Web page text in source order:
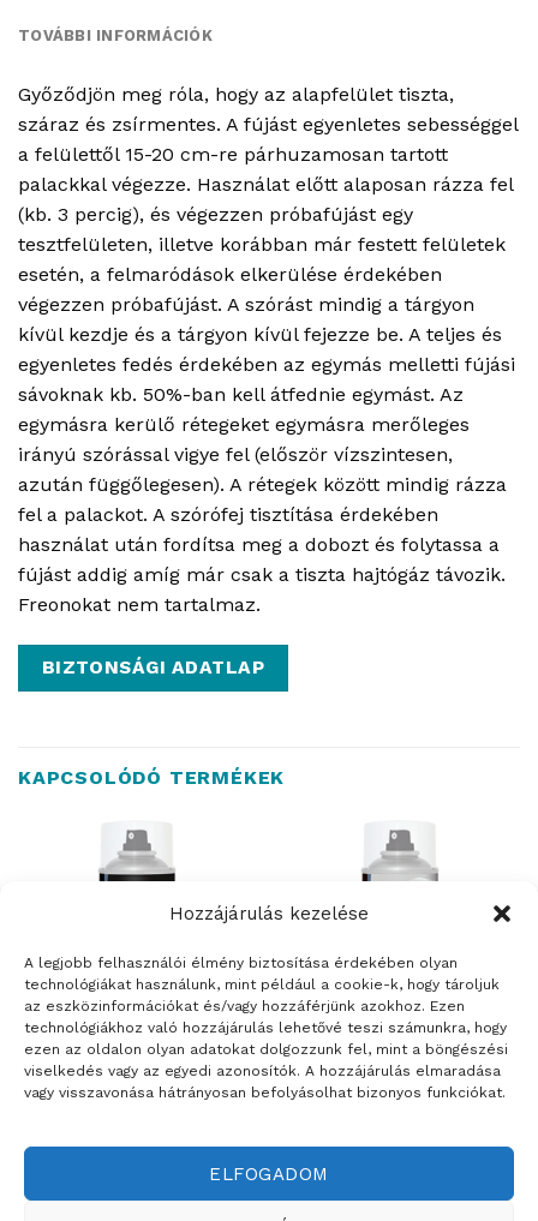
Hozzájárulás kezelése
A legjobb felhasználói élmény biztosítása érdekében olyan
technológiákat használunk, mint például a cookie-k, hogy tároljuk
az eszközinformációkat és/vagy hozzáférjünk azokhoz. Ezen
technológiákhoz való hozzájárulás lehetővé teszi számunkra, hogy
ezen az oldalon olyan adatokat dolgozzunk fel, mint a böngészési
viselkedés vagy az egyedi azonosítók. A hozzájárulás elmaradása
vagy visszavonása hátrányosan befolyásolhat bizonyos funkciókat.
ELFOGADOM
TOVÁBBI INFORMÁCIÓK
Győződjön meg róla, hogy az alapfelület tiszta,
száraz és zsírmentes. A fújást egyenletes sebességgel
a felülettől 15-20 cm-re párhuzamosan tartott
palackkal végezze. Használat előtt alaposan rázza fel
(kb. 3 percig), és végezzen próbafújást egy
tesztfelületen, illetve korábban már festett felületek
esetén, a felmaródások elkerülése érdekében
végezzen próbafújást. A szórást mindig a tárgyon
kívül kezdje és a tárgyon kívül fejezze be. A teljes és
egyenletes fedés érdekében az egymás melletti fújási
sávoknak kb. 50%-ban kell átfednie egymást. Az
egymásra kerülő rétegeket egymásra merőleges
irányú szórással vigye fel (először vízszintesen,
azután függőlegesen). A rétegek között mindig rázza
fel a palackot. A szórófej tisztítása érdekében
használat után fordítsa meg a dobozt és folytassa a
fújást addig amíg már csak a tiszta hajtógáz távozik.
Freonokat nem tartalmaz.
BIZTONSÁGI ADATLAP
KAPCSOLÓDÓ TERMÉKEK
FESTÉKEK
TRINÁT spray színtelen
FESTÉKEK
TRINÁT spray színtelen